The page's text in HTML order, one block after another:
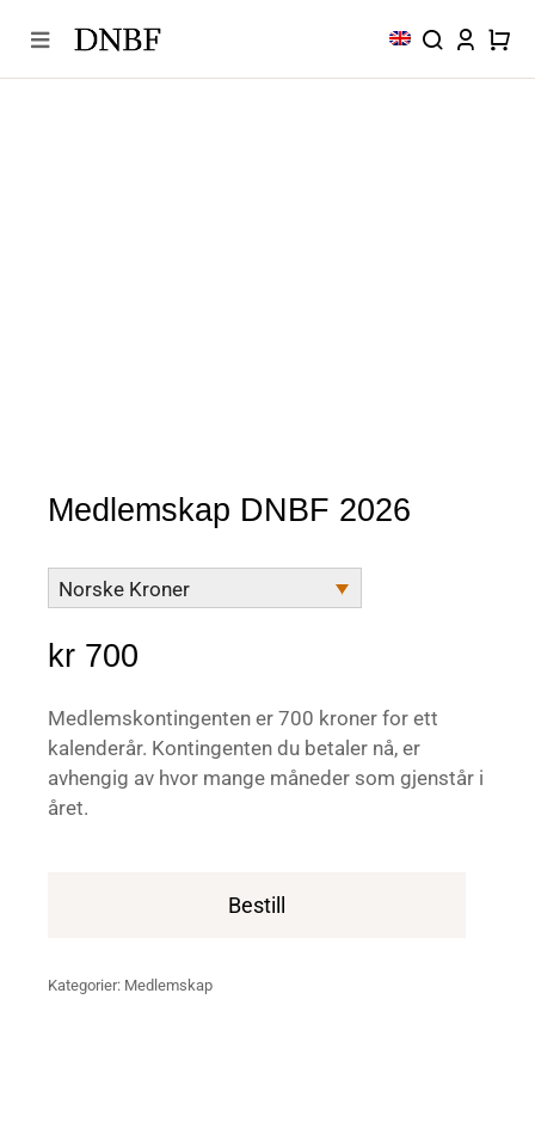
content
Medlemskap DNBF 2026
Norske Kroner
kr700
Medlemskontingenten er 700 kroner for ett
kalenderår. Kontingenten du betaler nå, er
avhengig av hvor mange måneder som gjenstår i
året.
Bestill
Kategorier: Medlemskap